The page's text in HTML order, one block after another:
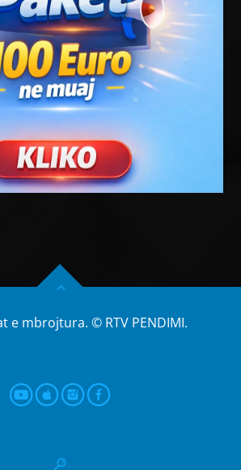
e mbrojtura. © RTV PENDIMI.